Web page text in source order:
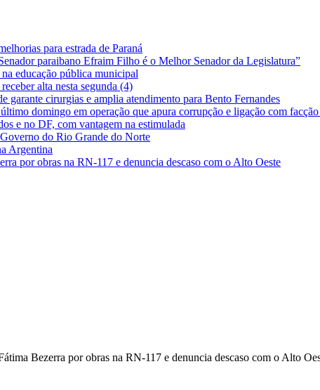
para estrada de Paraná
paraibano Efraim Filho é o Melhor Senador da Legislatura”
educação pública municipal
alta nesta segunda (4)
cirurgias e amplia atendimento para Bento Fernandes
domingo em operação que apura corrupção e ligação com
e no DF, com vantagem na estimulada
do Rio Grande do Norte
Argentina
por obras na RN-117 e denuncia descaso com o Alto Oeste
Bezerra por obras na RN-117 e denuncia descaso com o Alto